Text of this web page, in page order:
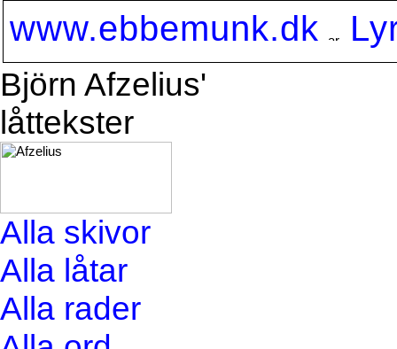
www.ebbemunk.dk
Björn Afzelius'
låttekster
Alla skivor
Alla låtar
Alla rader